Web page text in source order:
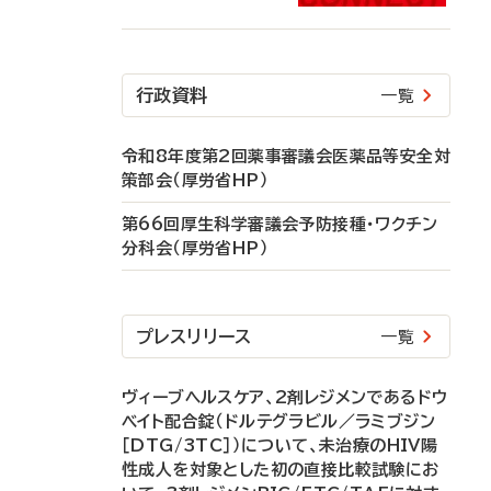
行政資料 一覧
令和8年度第2回薬事審議会医薬品等安全対
策部会（厚労省HP）
第66回厚生科学審議会予防接種・ワクチン
分科会（厚労省HP）
プレスリリース 一覧
ヴィーブヘルスケア、2剤レジメンであるドウ
ベイト配合錠（ドルテグラビル／ラミブジン
［DTG/3TC］）について、未治療のHIV陽
性成人を対象とした初の直接比較試験にお